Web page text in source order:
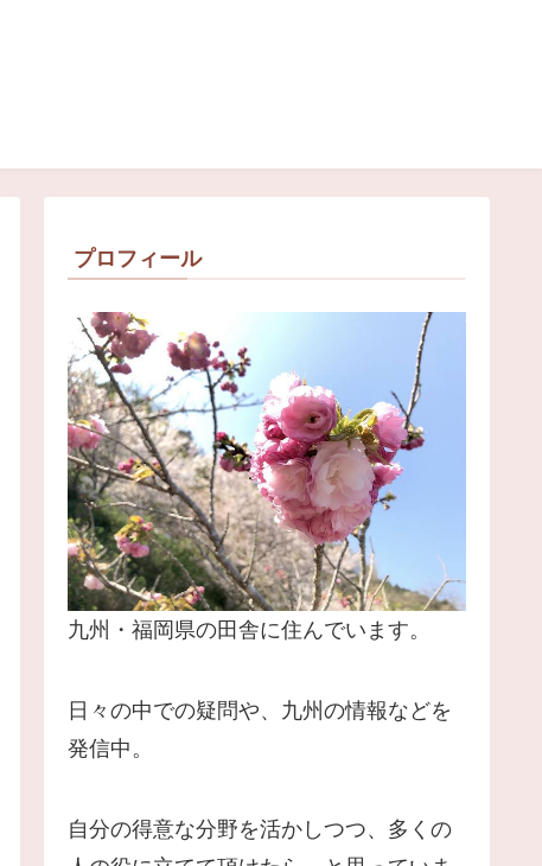
プロフィール
九州・福岡県の田舎に住んでいます。
日々の中での疑問や、九州の情報などを
発信中。
自分の得意な分野を活かしつつ、多くの